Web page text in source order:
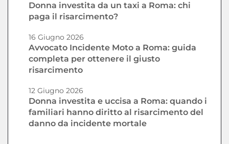
Donna investita da un taxi a Roma: chi
paga il risarcimento?
Avvocato Incidente Moto a Roma: guida
completa per ottenere il giusto
risarcimento
16 Giugno 2026
Donna investita e uccisa a Roma: quando i
familiari hanno diritto al risarcimento del
danno da incidente mortale
12 Giugno 2026